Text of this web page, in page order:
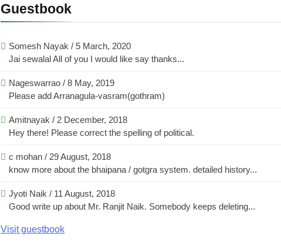
Guestbook
Somesh Nayak / 5 March, 2020
Jai sewalal All of you I would like say thanks...
Nageswarrao / 8 May, 2019
Please add Arranagula-vasram(gothram)
Amitnayak / 2 December, 2018
Hey there! Please correct the spelling of political.
c mohan / 29 August, 2018
know more about the bhaipana / gotgra system. detailed history...
Jyoti Naik / 11 August, 2018
Good write up about Mr. Ranjit Naik. Somebody keeps deleting...
Visit guestbook